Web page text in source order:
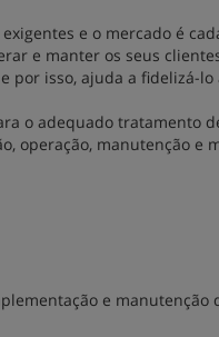
e o mercado é
e manter os seus
por isso, ajuda a fidelizá-lo
o adequado tratamento
operação, manutenção
e manutenção